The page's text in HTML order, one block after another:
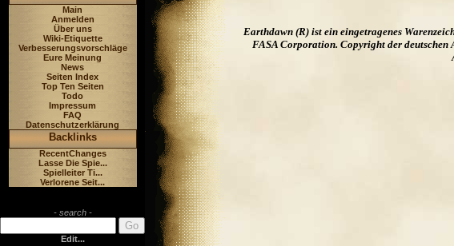
Main
Anmelden
Über uns
Wiki-Etiquette
Verbesserungsvorschläge
Eure Meinung
News
Seiten Index
Top Ten Seiten
Todo
Impressum
FAQ
Datenschutzerklärung
Backlinks
RecentChanges
Lasse Die Spie...
Spielleiter Ti...
Verlorene Seit...
- search -
Edit...
Earthdawn (R) ist ein eingetragenes
FASA Corporation. Copyright der deutschen